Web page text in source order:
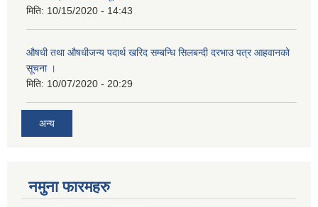
मिति: 10/15/2020 - 14:43
औषधी तथा औषधीजन्य पदार्थ खरिद सम्बन्धि सिलबन्दी दरभाउ पत्र आहवानको
सूचना ।
मिति: 10/07/2020 - 20:29
अन्य
नमुना फारमहरु